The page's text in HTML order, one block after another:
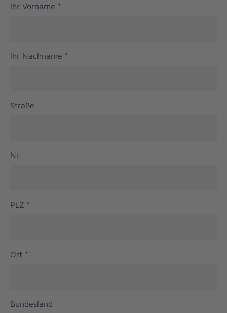
Ihr Vorname *
Ihr Nachname *
Straße
Nr.
PLZ *
Ort *
Bundesland